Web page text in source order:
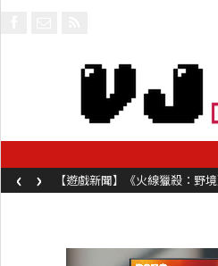
【遊戲新聞】《火線獵殺：野
容同時系舊作限時超平價折扣
‹ ›